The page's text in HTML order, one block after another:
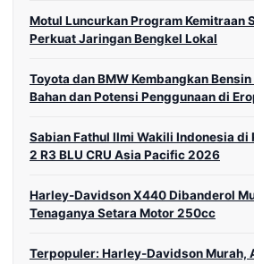
Motul Luncurkan Program Kemitraan
Perkuat Jaringan Bengkel Lokal
Toyota dan BMW Kembangkan
Bahan dan Potensi Penggunaan di
Sabian Fathul Ilmi Wakili Indonesia di
2 R3 BLU CRU Asia Pacific 2026
Harley-Davidson X440 Dibanderol
Tenaganya Setara Motor 250cc
Terpopuler: Harley-Davidson Murah,